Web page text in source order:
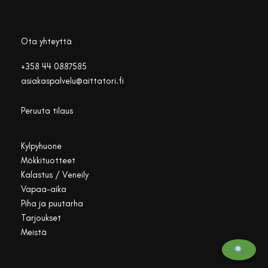
Ota yhteyttä
+358 44 0887585
asiakaspalvelu@aittatori.fi
Peruuta tilaus
Kylpyhuone
Mökkituotteet
Kalastus / Veneily
Vapaa-aika
Piha ja puutarha
Tarjoukset
Meistä